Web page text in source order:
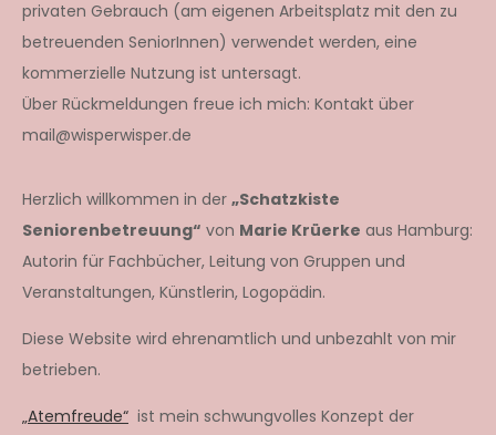
privaten Gebrauch (am eigenen Arbeitsplatz mit den zu
betreuenden SeniorInnen) verwendet werden, eine
kommerzielle Nutzung ist untersagt.
Über Rückmeldungen freue ich mich: Kontakt über
mail@wisperwisper.de
Herzlich willkommen in der „Schatzkiste
Seniorenbetreuung“ von Marie Krüerke aus Hamburg:
Autorin für Fachbücher, Leitung von Gruppen und
Veranstaltungen, Künstlerin, Logopädin.
Diese Website wird ehrenamtlich und unbezahlt von mir
betrieben.
„Atemfreude“ ist mein schwungvolles Konzept der